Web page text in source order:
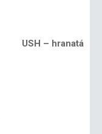
USH – hranatá